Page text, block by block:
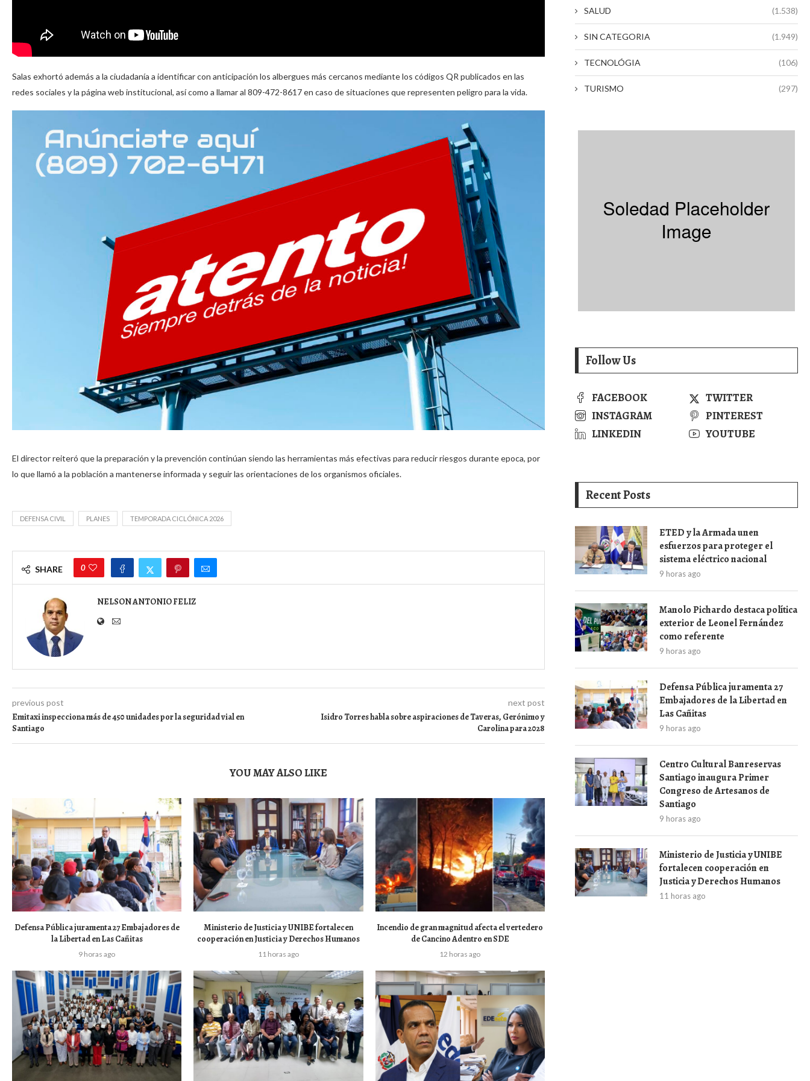
Salas exhortó además a la ciudadanía a identificar con anticipación los albergues más cercanos mediante los códigos QR publicados en las
redes sociales y la página web institucional, así como a llamar al 809-472-8617 en caso de situaciones que representen peligro para la vida.
El director reiteró que la preparación y la prevención continúan siendo las herramientas más efectivas para reducir riesgos durante epoca, por
lo que llamó a la población a mantenerse informada y seguir las orientaciones de los organismos oficiales.
DEFENSA CIVIL PLANES TEMPORADA CICLÓNICA 2026
SHARE 0
NELSON ANTONIO FELIZ
previous post
Emitaxi inspecciona más de 450 unidades por la seguridad vial en
Santiago
next post
Isidro Torres habla sobre aspiraciones de Taveras, Gerónimo y
Carolina para 2028
YOU MAY ALSO LIKE
Defensa Pública juramenta 27 Embajadores de
la Libertad en Las Cañitas
9 horas ago
Ministerio de Justicia y UNIBE fortalecen
cooperación en Justicia y Derechos Humanos
11 horas ago
Incendio de gran magnitud afecta el vertedero
de Cancino Adentro en SDE
12 horas ago
SALUD (1.538)
SIN CATEGORIA (1.949)
TECNOLÓGIA (106)
TURISMO (297)
Follow Us
FACEBOOK
TWITTER
INSTAGRAM
PINTEREST
LINKEDIN
YOUTUBE
Recent Posts
ETED y la Armada unen
esfuerzos para proteger el
sistema eléctrico nacional
9 horas ago
Manolo Pichardo destaca política
exterior de Leonel Fernández
como referente
9 horas ago
Defensa Pública juramenta 27
Embajadores de la Libertad en
Las Cañitas
9 horas ago
Centro Cultural Banreservas
Santiago inaugura Primer
Congreso de Artesanos de
Santiago
9 horas ago
Ministerio de Justicia y UNIBE
fortalecen cooperación en
Justicia y Derechos Humanos
11 horas ago